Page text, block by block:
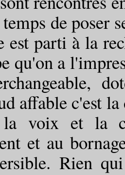
de poser
parti à la
qu'on a
affable c'est
voix et la
et au
Rien